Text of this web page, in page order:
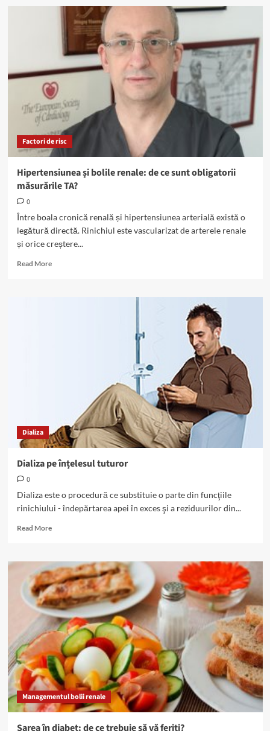
Epidemia
asociată
schimbările
climatice
și
toxinele
Factori de risc
Hipertensiunea și bolile renale: de ce sunt obligatorii
măsurările TA?
0
Între boala cronică renală și hipertensiunea arterială există o
legătură directă. Rinichiul este vascularizat de arterele renale
și orice creștere...
Read MoreRead
Dializa
Dializa pe înțelesul tuturor
0
Dializa este o procedură ce substituie o parte din funcţiile
rinichiului - îndepărtarea apei în exces şi a reziduurilor din...
Read MoreRead
Dializa
pe
înțelesul
tuturor
Managementul bolii renale
Sarea în diabet: de ce trebuie să vă feriți?